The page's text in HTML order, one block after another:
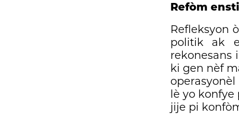
Refòm
Refleksyon
politik ak
rekonesans
ki gen nèf
lè yo
jije pi